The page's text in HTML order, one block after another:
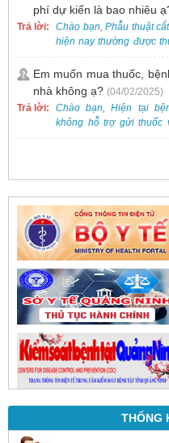
phí dự kiến là bao nhiêu
Trả lời:
Chào bạn, Phẫu thuật
hiện nay thường được
bằng phương pháp nội
là một kỹ thuật ít xâm lấn,
và phổ biến.
Em muốn mua thuốc,
nhà không ạ? (04/02/2025)
Trả lời:
Chào bạn, Hiện tại
không hỗ trợ gửi thuốc
Việc cấp phát thuốc tại
trực tiếp.
THỐNG